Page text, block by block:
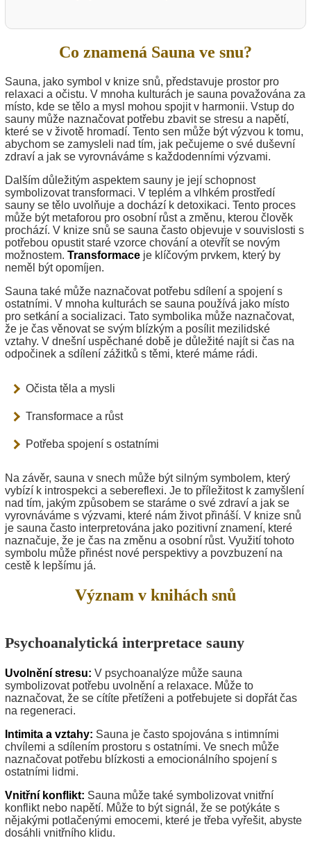
Co znamená Sauna ve snu?
Sauna, jako symbol v knize snů, představuje prostor pro
relaxaci a očistu. V mnoha kulturách je sauna považována za
místo, kde se tělo a mysl mohou spojit v harmonii. Vstup do
sauny může naznačovat potřebu zbavit se stresu a napětí,
které se v životě hromadí. Tento sen může být výzvou k tomu,
abychom se zamysleli nad tím, jak pečujeme o své duševní
zdraví a jak se vyrovnáváme s každodenními výzvami.
Dalším důležitým aspektem sauny je její schopnost
symbolizovat transformaci. V teplém a vlhkém prostředí
sauny se tělo uvolňuje a dochází k detoxikaci. Tento proces
může být metaforou pro osobní růst a změnu, kterou člověk
prochází. V knize snů se sauna často objevuje v souvislosti s
potřebou opustit staré vzorce chování a otevřít se novým
možnostem. Transformace je klíčovým prvkem, který by
neměl být opomíjen.
Sauna také může naznačovat potřebu sdílení a spojení s
ostatními. V mnoha kulturách se sauna používá jako místo
pro setkání a socializaci. Tato symbolika může naznačovat,
že je čas věnovat se svým blízkým a posílit mezilidské
vztahy. V dnešní uspěchané době je důležité najít si čas na
odpočinek a sdílení zážitků s těmi, které máme rádi.
Očista těla a mysli
Transformace a růst
Potřeba spojení s ostatními
Na závěr, sauna v snech může být silným symbolem, který
vybízí k introspekci a sebereflexi. Je to příležitost k zamyšlení
nad tím, jakým způsobem se staráme o své zdraví a jak se
vyrovnáváme s výzvami, které nám život přináší. V knize snů
je sauna často interpretována jako pozitivní znamení, které
naznačuje, že je čas na změnu a osobní růst. Využití tohoto
symbolu může přinést nové perspektivy a povzbuzení na
cestě k lepšímu já.
Význam v knihách snů
Psychoanalytická interpretace sauny
Uvolnění stresu: V psychoanalýze může sauna
symbolizovat potřebu uvolnění a relaxace. Může to
naznačovat, že se cítíte přetíženi a potřebujete si dopřát čas
na regeneraci.
Intimita a vztahy: Sauna je často spojována s intimními
chvílemi a sdílením prostoru s ostatními. Ve snech může
naznačovat potřebu blízkosti a emocionálního spojení s
ostatními lidmi.
Vnitřní konflikt: Sauna může také symbolizovat vnitřní
konflikt nebo napětí. Může to být signál, že se potýkáte s
nějakými potlačenými emocemi, které je třeba vyřešit, abyste
dosáhli vnitřního klidu.